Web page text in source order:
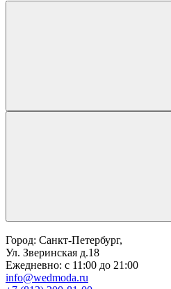
Город: Санкт-Петербург,
Ул. Зверинская д.18
Ежедневно: с 11:00 до 21:00
info@wedmoda.ru